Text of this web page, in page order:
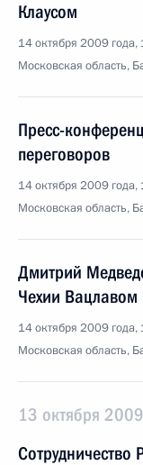
Клаусом
14 октября 2009
Московская область,
Пресс-
переговоров
14 октября 2009
Московская область,
Дмитрий
Чехии Вацлавом
14 октября 2009
Московская область,
13 октября